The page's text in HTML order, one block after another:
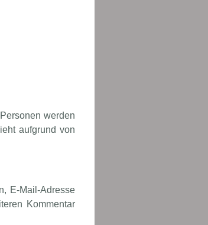
werden
aufgrund von
E-Mail-Adresse
Kommentar